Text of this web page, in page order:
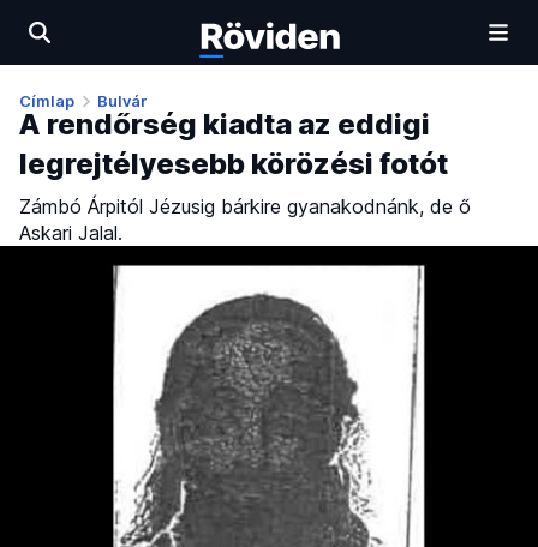
Címlap Bulvár
A rendőrség kiadta az eddigi
legrejtélyesebb körözési fotót
Zámbó Árpitól Jézusig bárkire gyanakodnánk, de ő
Askari Jalal.